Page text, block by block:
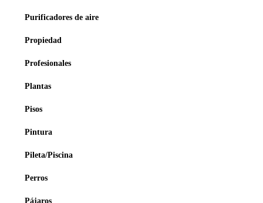
Purificadores de aire
Propiedad
Profesionales
Plantas
Pisos
Pintura
Pileta/Piscina
Perros
Pájaros